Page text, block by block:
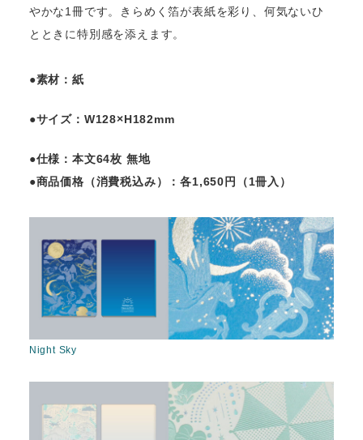
やかな1冊です。きらめく箔が表紙を彩り、何気ないひ
とときに特別感を添えます。
●素材：紙
●サイズ：W128×H182mm
●仕様：本文64枚 無地
●商品価格（消費税込み）：各1,650円（1冊入）
Night Sky